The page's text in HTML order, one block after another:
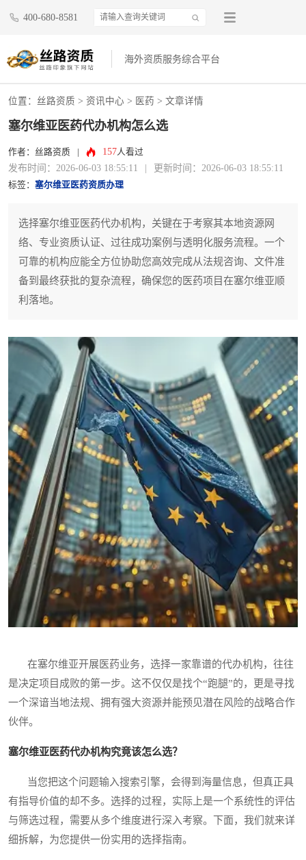
400-680-8581
海外资质服务综合平台
位置： 丝路资质 > 资讯中心 > 医药 > 文章详情
塞尔维亚医药代办机构怎么选
作者：丝路资质 157人看过
发布时间：2026-06-03 18:55:11 更新时间：2026-06-03 18:55:11
标签： 塞尔维亚医药资质办理
选择塞尔维亚医药代办机构，关键在于考察其本地资源网
络、专业资质认证、过往成功案例与透明化服务流程。一个
可靠的机构应能全方位协助您高效完成从法规咨询、文件准
备到最终获批的复杂流程，确保您的医药项目在塞尔维亚顺
利落地。
在塞尔维亚开展医药业务，选择一家靠谱的代办机构，往往
是决定项目成败的第一步。这不仅仅是找个“跑腿”的，更是寻找
一个深谙当地法规、拥有强大资源并能预见潜在风险的战略合作
伙伴。
塞尔维亚医药代办机构究竟该怎么选？
当您把这个问题输入搜索引擎，会得到海量信息，但真正具
有指导价值的却不多。选择的过程，实际上是一个系统性的评估
与筛选过程，需要从多个维度进行深入考察。下面，我们就来详
细拆解，为您提供一份实用的选择指南。